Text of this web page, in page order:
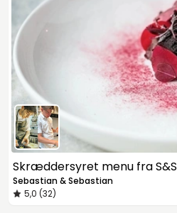
Skræddersyret menu fra S&S
Sebastian & Sebastian
5,0 (32)